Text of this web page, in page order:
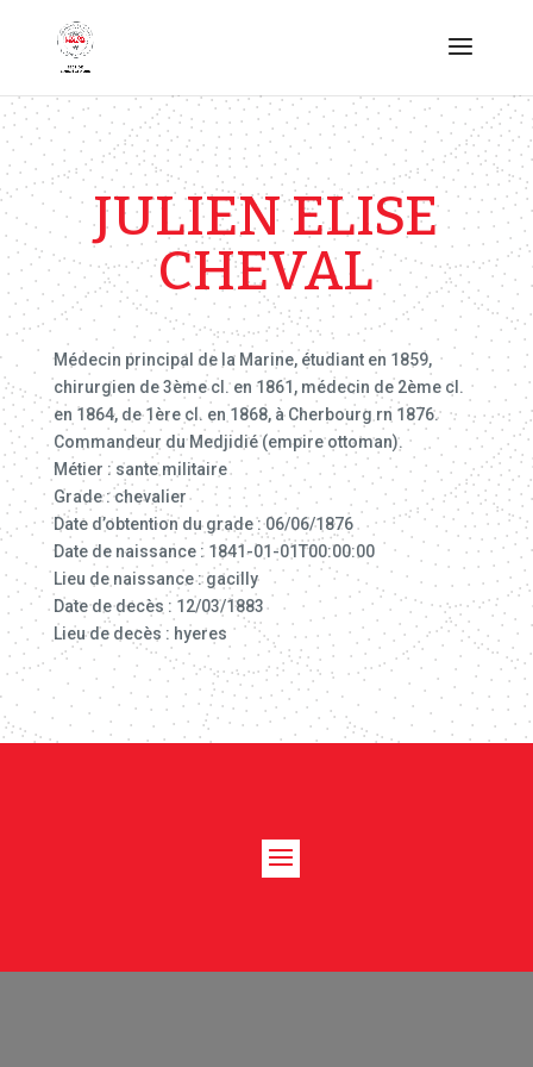
JULIEN ELISE
CHEVAL
Médecin principal de la Marine, étudiant en 1859,
chirurgien de 3ème cl. en 1861, médecin de 2ème cl.
en 1864, de 1ère cl. en 1868, à Cherbourg rn 1876.
Commandeur du Medjidié (empire ottoman).
Métier : sante militaire
Grade : chevalier
Date d’obtention du grade : 06/06/1876
Date de naissance : 1841-01-01T00:00:00
Lieu de naissance : gacilly
Date de decès : 12/03/1883
Lieu de decès : hyeres